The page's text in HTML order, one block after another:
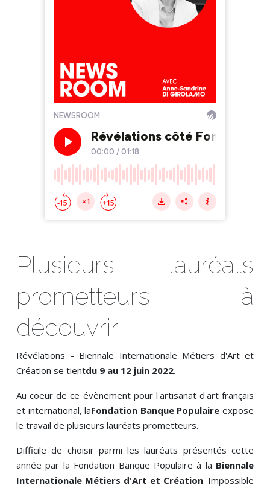
Plusieurs lauréats
prometteurs à
découvrir
Révélations - Biennale Internationale Métiers d'Art et
Création se tientdu 9 au 12 juin 2022.
Au coeur de ce évènement pour l'artisanat d'art français
et international, laFondation Banque Populaire expose
le travail de plusieurs lauréats prometteurs.
Difficile de choisir parmi les lauréats présentés cette
année par la Fondation Banque Populaire à la Biennale
Internationale Métiers d'Art et Création. Impossible